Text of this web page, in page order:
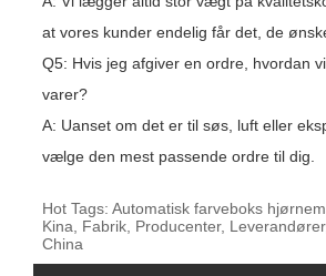
at vores kunder endelig får det, de
Q5: Hvis jeg afgiver en ordre, hvordan
varer?
A: Uanset om det er til søs, luft eller
vælge den mest passende ordre til dig.
Hot Tags: Automatisk farveboks
Kina, Fabrik, Producenter,
China